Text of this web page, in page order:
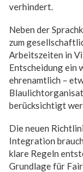
verhindert.
Neben der
zum
Arbeitszeiten in
Entscheidung ein
ehrenamtlich –
berücksichtigt
Die neuen
Integration
klare Regeln
Grundlage für